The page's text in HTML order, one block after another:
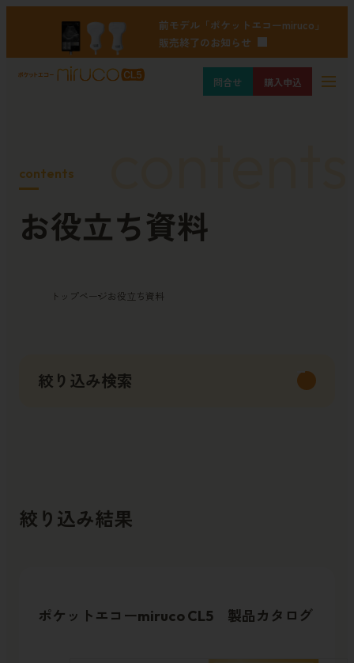
前モデル「ポケットエコーmiruco」
販売終了のお知らせ
問合せ 購入申込
contents
お役立ち資料
トップページ お役立ち資料
絞り込み検索
絞り込み結果
ポケットエコーmiruco CL5 製品カタログ